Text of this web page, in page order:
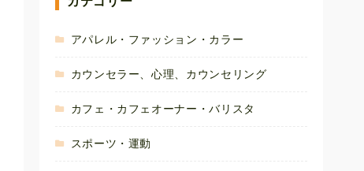
アパレル・ファッション・カラー
カウンセラー、心理、カウンセリング
カフェ・カフェオーナー・バリスタ
スポーツ・運動